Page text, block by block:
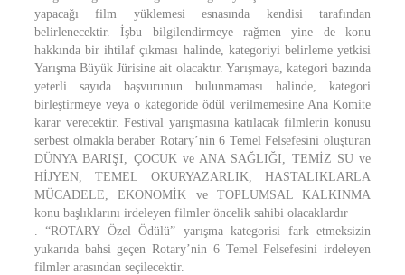
yapacağı film yüklemesi esnasında kendisi tarafından
belirlenecektir. İşbu bilgilendirmeye rağmen yine de konu
hakkında bir ihtilaf çıkması halinde, kategoriyi belirleme yetkisi
Yarışma Büyük Jürisine ait olacaktır. Yarışmaya, kategori bazında
yeterli sayıda başvurunun bulunmaması halinde, kategori
birleştirmeye veya o kategoride ödül verilmemesine Ana Komite
karar verecektir. Festival yarışmasına katılacak filmlerin konusu
serbest olmakla beraber Rotary’nin 6 Temel Felsefesini oluşturan
DÜNYA BARIŞI, ÇOCUK ve ANA SAĞLIĞI, TEMİZ SU ve
HİJYEN, TEMEL OKURYAZARLIK, HASTALIKLARLA
MÜCADELE, EKONOMİK ve TOPLUMSAL KALKINMA
konu başlıklarını irdeleyen filmler öncelik sahibi olacaklardır
. “ROTARY Özel Ödülü” yarışma kategorisi fark etmeksizin
yukarıda bahsi geçen Rotary’nin 6 Temel Felsefesini irdeleyen
filmler arasından seçilecektir.